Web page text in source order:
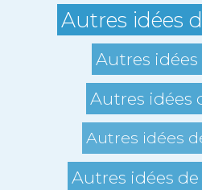
Autres idées
Autres idées
Autres idées
Autres idées
Autres idées